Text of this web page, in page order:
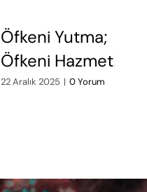
Öfkeni Yutma;
Öfkeni Hazmet!
22 Aralık 2025 | 0 Yorum